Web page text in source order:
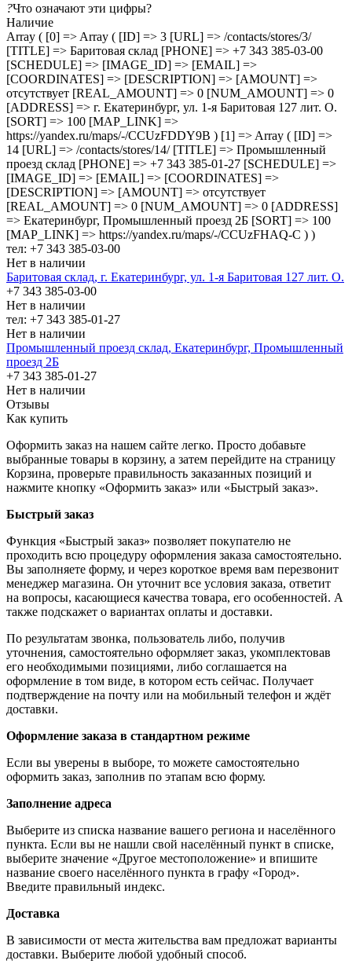
?Что означают эти цифры?
Наличие
Array ( [0] => Array ( [ID] => 3 [URL] => /contacts/stores/3/
[TITLE] => Баритовая склад [PHONE] => +7 343 385-03-00
[SCHEDULE] => [IMAGE_ID] => [EMAIL] =>
[COORDINATES] => [DESCRIPTION] => [AMOUNT] =>
отсутствует [REAL_AMOUNT] => 0 [NUM_AMOUNT] => 0
[ADDRESS] => г. Екатеринбург, ул. 1-я Баритовая 127 лит. О.
[SORT] => 100 [MAP_LINK] =>
https://yandex.ru/maps/-/CCUzFDDY9B ) [1] => Array ( [ID] =>
14 [URL] => /contacts/stores/14/ [TITLE] => Промышленный
проезд cклад [PHONE] => +7 343 385-01-27 [SCHEDULE] =>
[IMAGE_ID] => [EMAIL] => [COORDINATES] =>
[DESCRIPTION] => [AMOUNT] => отсутствует
[REAL_AMOUNT] => 0 [NUM_AMOUNT] => 0 [ADDRESS]
=> Екатеринбург, Промышленный проезд 2Б [SORT] => 100
[MAP_LINK] => https://yandex.ru/maps/-/CCUzFHAQ-C ) )
тел: +7 343 385-03-00
Нет в наличии
Баритовая склад, г. Екатеринбург, ул. 1-я Баритовая 127 лит. О.
+7 343 385-03-00
Нет в наличии
тел: +7 343 385-01-27
Нет в наличии
Промышленный проезд cклад, Екатеринбург, Промышленный
проезд 2Б
+7 343 385-01-27
Нет в наличии
Отзывы
Как купить
Оформить заказ на нашем сайте легко. Просто добавьте
выбранные товары в корзину, а затем перейдите на страницу
Корзина, проверьте правильность заказанных позиций и
нажмите кнопку «Оформить заказ» или «Быстрый заказ».
Быстрый заказ
Функция «Быстрый заказ» позволяет покупателю не
проходить всю процедуру оформления заказа самостоятельно.
Вы заполняете форму, и через короткое время вам перезвонит
менеджер магазина. Он уточнит все условия заказа, ответит
на вопросы, касающиеся качества товара, его особенностей. А
также подскажет о вариантах оплаты и доставки.
По результатам звонка, пользователь либо, получив
уточнения, самостоятельно оформляет заказ, укомплектовав
его необходимыми позициями, либо соглашается на
оформление в том виде, в котором есть сейчас. Получает
подтверждение на почту или на мобильный телефон и ждёт
доставки.
Оформление заказа в стандартном режиме
Если вы уверены в выборе, то можете самостоятельно
оформить заказ, заполнив по этапам всю форму.
Заполнение адреса
Выберите из списка название вашего региона и населённого
пункта. Если вы не нашли свой населённый пункт в списке,
выберите значение «Другое местоположение» и впишите
название своего населённого пункта в графу «Город».
Введите правильный индекс.
Доставка
В зависимости от места жительства вам предложат варианты
доставки. Выберите любой удобный способ.